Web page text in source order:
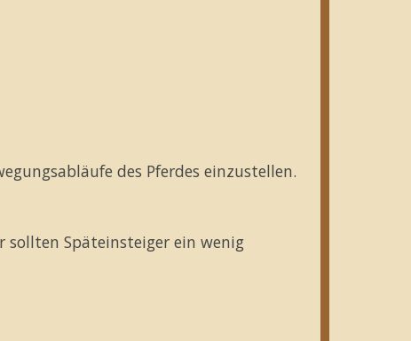
des Pferdes einzustellen.
sollten Späteinsteiger ein wenig